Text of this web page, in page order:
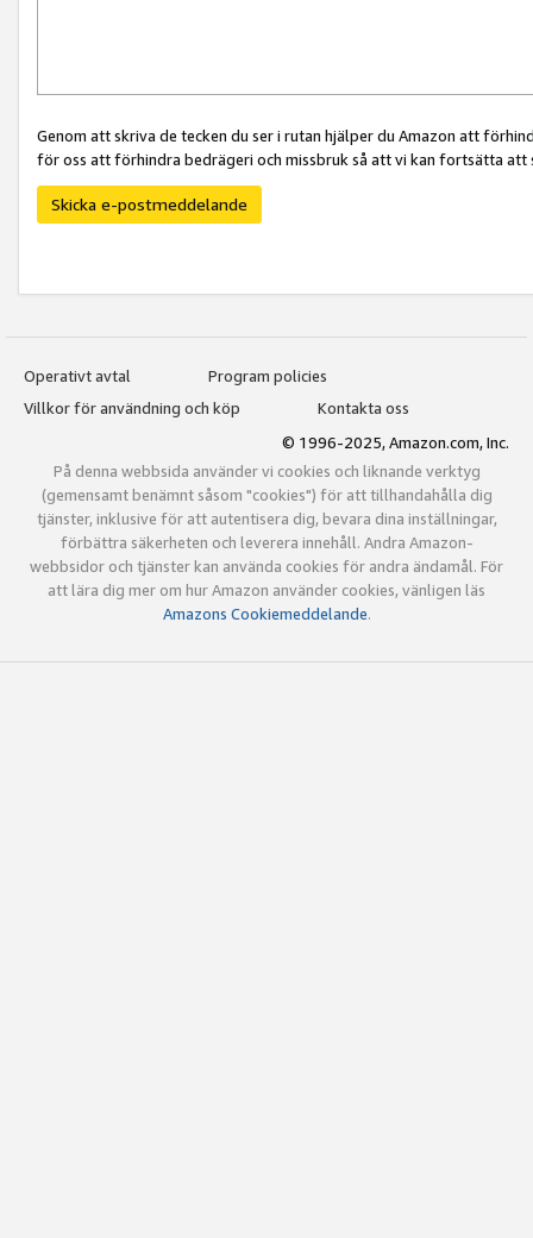
Genom att skriva de tecken du ser i rutan hjälper du Amazon att
för oss att förhindra bedrägeri och missbruk så att vi kan fortsätta
Skicka e-postmeddelande
Operativt avtal
Program policies
Villkor för användning och köp
Kontakta oss
© 1996-2025, Amazon.com, Inc.
På denna webbsida använder vi cookies och liknande verktyg
(gemensamt benämnt såsom "cookies") för att tillhandahålla dig
tjänster, inklusive för att autentisera dig, bevara dina inställningar,
förbättra säkerheten och leverera innehåll. Andra Amazon-
webbsidor och tjänster kan använda cookies för andra ändamål. För
att lära dig mer om hur Amazon använder cookies, vänligen läs
Amazons Cookiemeddelande.